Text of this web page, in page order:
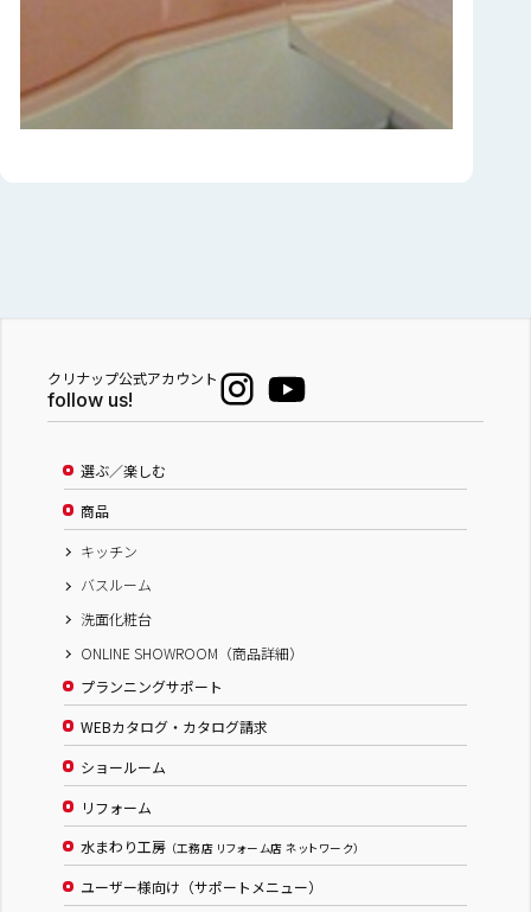
クリナップ公式アカウント
follow us!
選ぶ／楽しむ
商品
キッチン
バスルーム
洗面化粧台
ONLINE SHOWROOM（商品詳細）
プランニングサポート
WEBカタログ・カタログ請求
ショールーム
リフォーム
水まわり工房 （工務店 リフォーム店 ネットワーク）
ユーザー様向け（サポートメニュー）